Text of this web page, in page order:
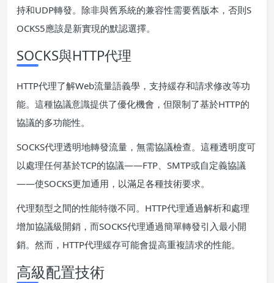
持和UDP轉發。除非與舊系統的兼容性需要舊版本，否則S
OCKS5應該是新實現的默認選擇。
SOCKS與HTTP代理
HTTP代理了解Web流量語義學，支持緩存和請求修改等功
能。這種協議意識提供了優化機會，但限制了基於HTTP的
協議的多功能性。
SOCKS代理透明地轉發流量，無需協議檢查。這種透明度可
以處理任何基於TCP的協議——FTP、SMTP或自定義協議
——使SOCKS更加通用，以滿足各種技術要求。
代理類型之間的性能特徵不同。HTTP代理通過解析和處理
增加協議級開銷，而SOCKS代理通過簡單轉發引入最小開
銷。然而，HTTP代理緩存可能會提高重複請求的性能。
高級配置技術